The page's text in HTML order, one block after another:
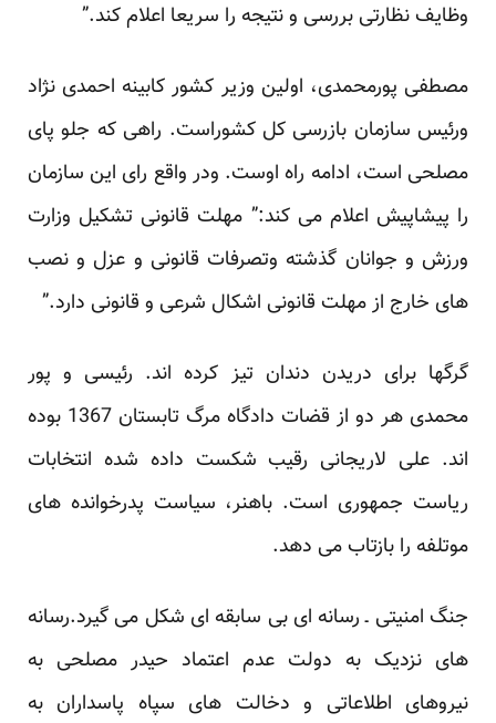
وظایف نظارتی بررسی و نتیجه را سریعا اعلام کند.”
مصطفی پورمحمدی، اولین وزیر کشور کابینه احمدی نژاد
ورئیس سازمان بازرسی کل کشوراست. راهی که جلو پای
مصلحی است، ادامه راه اوست. ودر واقع رای این سازمان
را پیشاپیش اعلام می کند:” مهلت قانونی تشکیل وزارت
ورزش و جوانان گذشته وتصرفات قانونی و عزل و نصب
های خارج از مهلت قانونی اشکال شرعی و قانونی دارد.”
گرگها برای دریدن دندان تیز کرده اند. رئیسی و پور
محمدی هر دو از قضات دادگاه مرگ تابستان 1367 بوده
اند. علی لاریجانی رقیب شکست داده شده انتخابات
ریاست جمهوری است. باهنر، سیاست پدرخوانده های
موتلفه را بازتاب می دهد.
جنگ امنیتی ـ رسانه ای بی سابقه ای شکل می گیرد.رسانه
های نزدیک به دولت عدم اعتماد حیدر مصلحی به
نیروهای اطلاعاتی و دخالت های سپاه پاسداران به